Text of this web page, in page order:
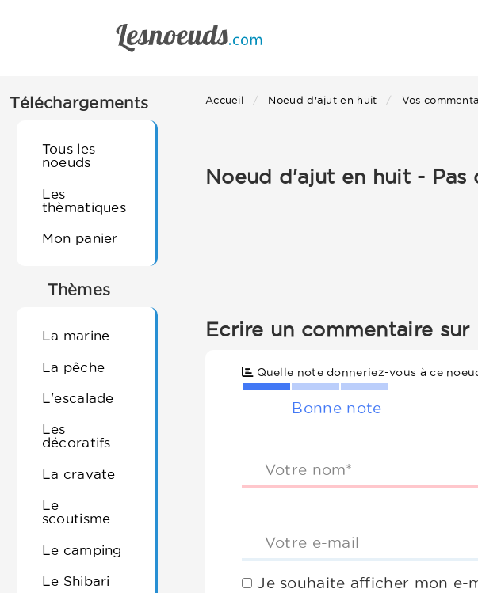
Téléchargements
Tous les
noeuds
Les
thèmatiques
Mon panier
Thèmes
La marine
La pêche
L'escalade
Les
décoratifs
La cravate
Le
scoutisme
Le camping
Le Shibari
Accueil Noeud d'ajut en huit Vos
Noeud d'ajut en huit - Pas
Ecrire un commentaire
Quelle note donneriez-vous à ce
Bonne note
Votre nom*
Votre e-mail
Je souhaite afficher mon e-